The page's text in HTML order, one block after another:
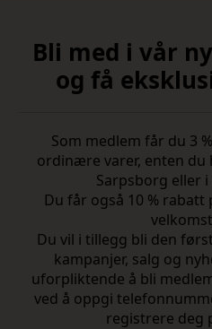
Bli med i vår
og få
Som medlem får du 3
ordinære varer, enten du
Sarpsborg eller
Du får også 10 %
Du vil i tillegg bli den
kampanjer, salg og
uforpliktende å bli
ved å oppgi
registrere deg